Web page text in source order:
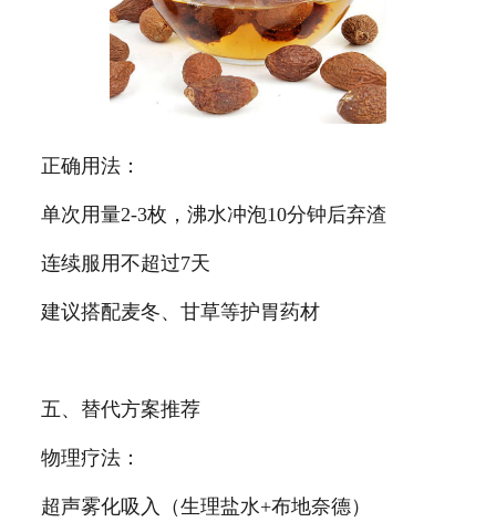
正确用法：
单次用量2-3枚，沸水冲泡10分钟后弃渣
连续服用不超过7天
建议搭配麦冬、甘草等护胃药材
五、替代方案推荐
物理疗法：
超声雾化吸入（生理盐水+布地奈德）